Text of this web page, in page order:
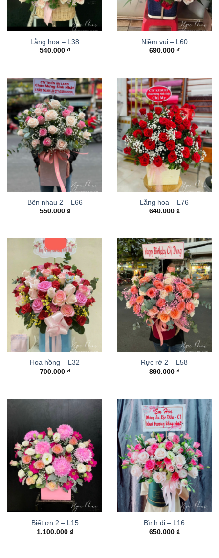
Lẵng hoa – L38
540.000 ₫
Niềm vui – L60
690.000 ₫
Bên nhau 2 – L66
550.000 ₫
Lẵng hoa – L76
640.000 ₫
Hoa hồng – L32
700.000 ₫
Rực rở 2 – L58
890.000 ₫
Biết ơn 2 – L15
1.100.000 ₫
Bình dị – L16
650.000 ₫